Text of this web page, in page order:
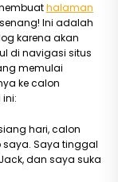
halaman
Ini adalah
karena akan
di navigasi situs
memulai
ke calon
hari, calon
saya. Saya tinggal
dan saya suka